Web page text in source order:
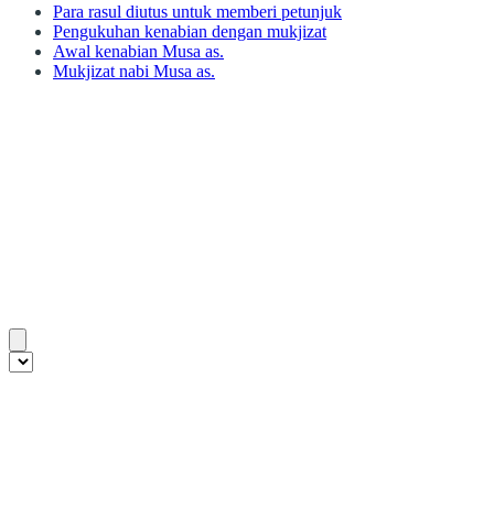
Para rasul diutus untuk memberi petunjuk
Pengukuhan kenabian dengan mukjizat
Awal kenabian Musa as.
Mukjizat nabi Musa as.